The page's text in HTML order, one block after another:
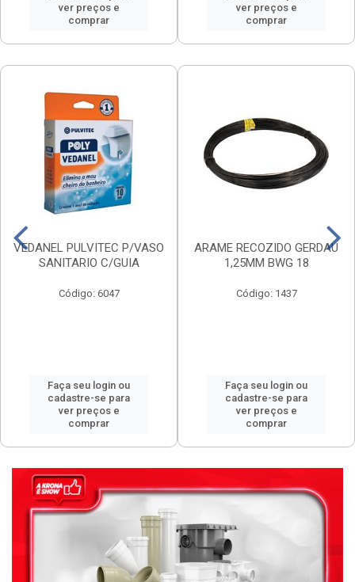
ver preços e
comprar
ver preços e
comprar
VEDANEL PULVITEC P/VASO
SANITARIO C/GUIA
Código: 6047
Faça seu login ou
cadastre-se para
ver preços e
comprar
ARAME RECOZIDO GERDAU
1,25MM BWG 18
Código: 1437
Faça seu login ou
cadastre-se para
ver preços e
comprar